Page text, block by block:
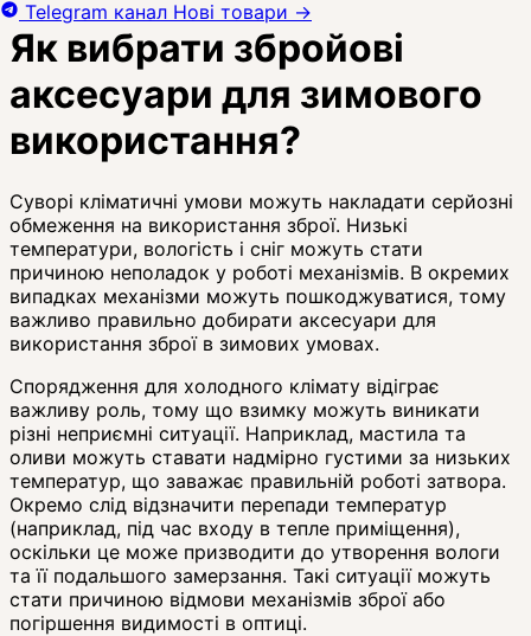
Як вибрати збройові
аксесуари для зимового
використання?
Суворі кліматичні умови можуть накладати серйозні
обмеження на використання зброї. Низькі
температури, вологість і сніг можуть стати
причиною неполадок у роботі механізмів. В окремих
випадках механізми можуть пошкоджуватися, тому
важливо правильно добирати аксесуари для
використання зброї в зимових умовах.
Спорядження для холодного клімату відіграє
важливу роль, тому що взимку можуть виникати
різні неприємні ситуації. Наприклад, мастила та
оливи можуть ставати надмірно густими за низьких
температур, що заважає правильній роботі затвора.
Окремо слід відзначити перепади температур
(наприклад, під час входу в тепле приміщення),
оскільки це може призводити до утворення вологи
та її подальшого замерзання. Такі ситуації можуть
стати причиною відмови механізмів зброї або
погіршення видимості в оптиці.
Telegram канал Нові товари →